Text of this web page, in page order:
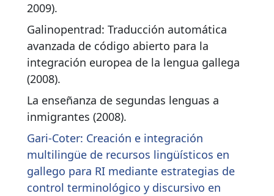
2009).
Galinopentrad: Traducción automática
avanzada de código abierto para la
integración europea de la lengua gallega
(2008).
La enseñanza de segundas lenguas a
inmigrantes (2008).
Gari-Coter: Creación e integración
multilingüe de recursos lingüísticos en
gallego para RI mediante estrategias de
control terminológico y discursivo en